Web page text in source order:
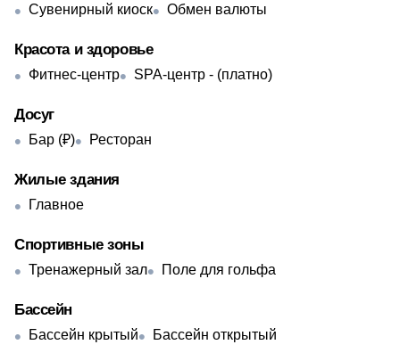
Сувенирный киоск
Обмен валюты
Красота и здоровье
Фитнес-центр SPA-центр - (платно)
Досуг
Бар (₽) Ресторан
Жилые здания
Главное
Спортивные зоны
Тренажерный зал Поле для гольфа
Бассейн
Бассейн крытый Бассейн открытый